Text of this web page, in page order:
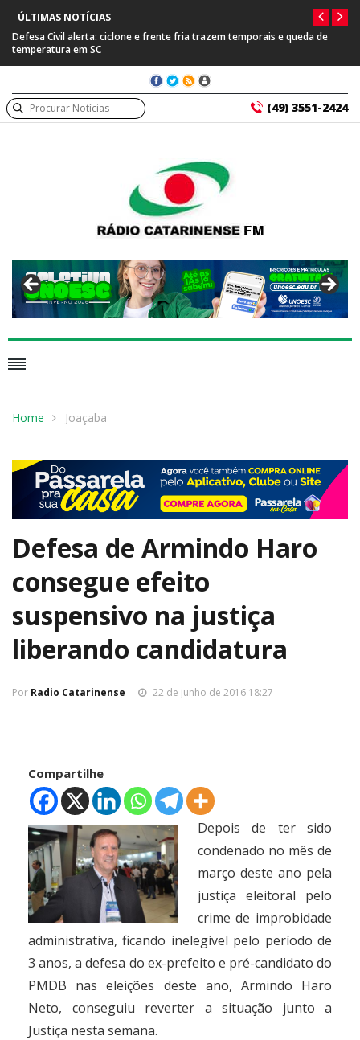
ÚLTIMAS NOTÍCIAS
frente fria trazem temporais e queda de
Prefeitura de Capinzal se
(49) 3551-2424
Home Joaçaba
Defesa de Armindo Haro
consegue efeito
suspensivo na justiça
liberando candidatura
Por Radio Catarinense 22 de junho de 2016 18:27
Compartilhe
Depois de ter sido
condenado no mês de
março deste ano pela
justiça eleitoral pelo
crime de improbidade
administrativa, ficando inelegível pelo período de
3 anos, a defesa do ex-prefeito e pré-candidato do
PMDB nas eleições deste ano, Armindo Haro
Neto, conseguiu reverter a situação junto a
Justiça nesta semana.